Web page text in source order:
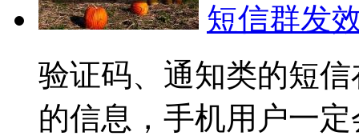
短信群发
验证码、通知类的短
的信息，手机用户一